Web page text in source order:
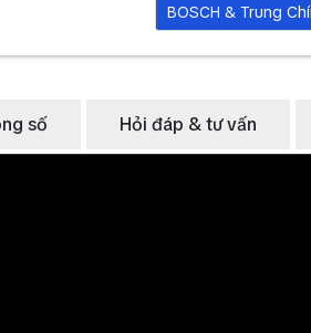
BOSCH & Trung
số Hỏi đáp & tư vấn